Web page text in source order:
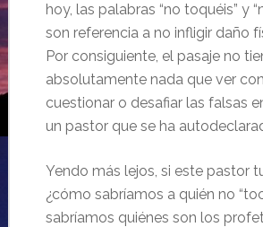
hoy, las palabras “no toquéis” y
son referencia a no infligir daño
Por consiguiente, el pasaje no
absolutamente nada que ver
cuestionar o desafiar las falsas
un pastor que se ha
Yendo más lejos, si este pastor
¿cómo sabríamos a quién no
sabríamos quiénes son los